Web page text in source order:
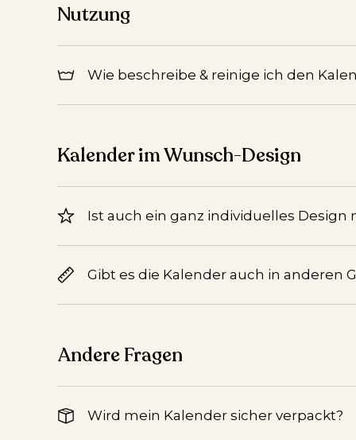
Nutzung
Wie beschreibe & reinige ich den
Kalender im Wunsch-Design
Ist auch ein ganz individuelles Design
Gibt es die Kalender auch in anderen
Andere Fragen
Wird mein Kalender sicher verpackt?